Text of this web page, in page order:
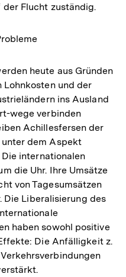
Flucht zuständig.
heute aus Gründen
und der
ins Ausland
wege verbinden
Achillesfersen der
dem Aspekt
internationalen
die Uhr. Ihre Umsätze
von Tagesumsätzen
Die Liberalisierung des
haben sowohl positive
Die Anfälligkeit z.